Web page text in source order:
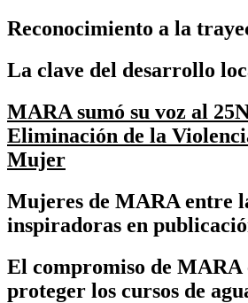
Reconocimiento a la
La clave del desarrollo
MARA sumó su voz al
Eliminación de la
Mujer
Mujeres de MARA entre
inspiradoras en
El compromiso de MARA
proteger los cursos de